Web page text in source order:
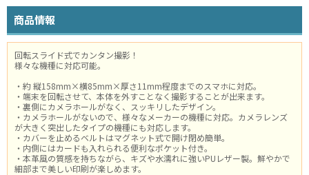
商品情報
回転スライド式でカンタン撮影！
様々な機種に対応可能。
・約 縦158mm×横85mm×厚さ11mm程度までのスマホに対応。
・端末を回転させて、本体を外すことなく撮影することが出来ます。
・裏側にカメラホールがなく、スッキリしたデザイン。
・カメラホールがないので、様々なメーカーの機種に対応。カメラレンズ
が大きく突出したタイプの機種にも対応します。
・カバーを止めるベルトはマグネット式で開け閉め簡単。
・内側にはカードも入れられる便利なポケット付き。
・本革風の質感を持ちながら、キズや水濡れに強いPUレザー製。鮮やかで
細部まで美しい印刷が楽しめます。